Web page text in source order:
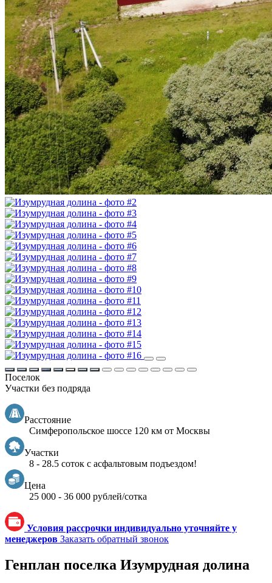
Поселок
Участки без подряда
Расстояние
Симферопольское шоссе 120 км от Москвы
Участки
8 - 28.5 соток с асфальтовым подъездом!
Цена
25 000 - 36 000 рублей/сотка
Условия рассрочки индивидуально уточняйте у
менеджеров Заказать обратный звонок
Генплан поселка Изумрудная долина